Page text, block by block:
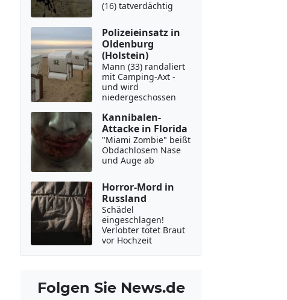
(16) tatverdächtig
Polizeieinsatz in
Oldenburg
(Holstein)
Mann (33) randaliert
mit Camping-Axt -
und wird
niedergeschossen
Kannibalen-
Attacke in Florida
"Miami Zombie" beißt
Obdachlosem Nase
und Auge ab
Horror-Mord in
Russland
Schädel
eingeschlagen!
Verlobter tötet Braut
vor Hochzeit
Folgen Sie News.de